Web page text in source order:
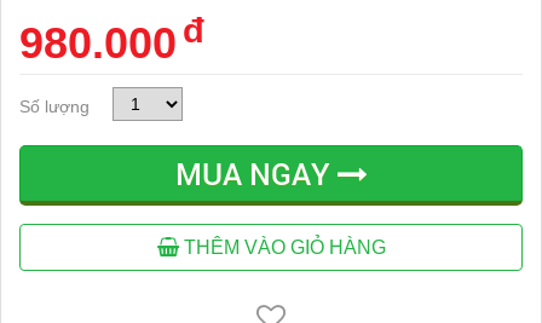
980.000 đ
Số lượng
MUA NGAY
THÊM VÀO GIỎ HÀNG